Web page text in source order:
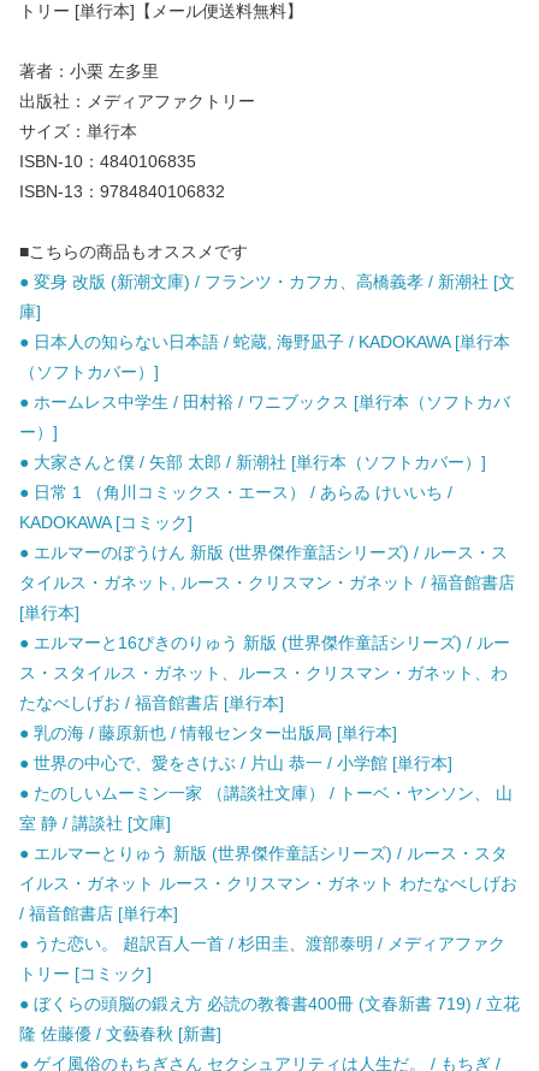
トリー [単行本]【メール便送料無料】
著者：小栗 左多里
出版社：メディアファクトリー
サイズ：単行本
ISBN-10：4840106835
ISBN-13：9784840106832
■こちらの商品もオススメです
● 変身 改版 (新潮文庫) / フランツ・カフカ、高橋義孝 / 新潮社 [文
庫]
● 日本人の知らない日本語 / 蛇蔵, 海野凪子 / KADOKAWA [単行本
（ソフトカバー）]
● ホームレス中学生 / 田村裕 / ワニブックス [単行本（ソフトカバ
ー）]
● 大家さんと僕 / 矢部 太郎 / 新潮社 [単行本（ソフトカバー）]
● 日常 1 （角川コミックス・エース） / あらゐ けいいち /
KADOKAWA [コミック]
● エルマーのぼうけん 新版 (世界傑作童話シリーズ) / ルース・ス
タイルス・ガネット, ルース・クリスマン・ガネット / 福音館書店
[単行本]
● エルマーと16ぴきのりゅう 新版 (世界傑作童話シリーズ) / ルー
ス・スタイルス・ガネット、ルース・クリスマン・ガネット、わ
たなべしげお / 福音館書店 [単行本]
● 乳の海 / 藤原新也 / 情報センター出版局 [単行本]
● 世界の中心で、愛をさけぶ / 片山 恭一 / 小学館 [単行本]
● たのしいムーミン一家 （講談社文庫） / トーベ・ヤンソン、 山
室 静 / 講談社 [文庫]
● エルマーとりゅう 新版 (世界傑作童話シリーズ) / ルース・スタ
イルス・ガネット ルース・クリスマン・ガネット わたなべしげお
/ 福音館書店 [単行本]
● うた恋い。 超訳百人一首 / 杉田圭、渡部泰明 / メディアファク
トリー [コミック]
● ぼくらの頭脳の鍛え方 必読の教養書400冊 (文春新書 719) / 立花
隆 佐藤優 / 文藝春秋 [新書]
● ゲイ風俗のもちぎさん セクシュアリティは人生だ。 / もちぎ /